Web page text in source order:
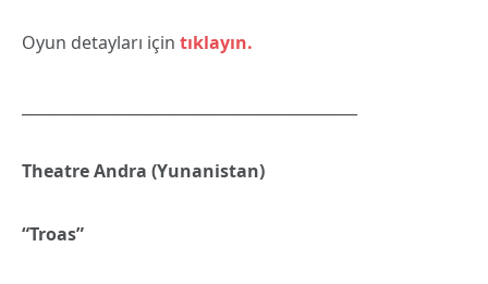
Oyun detayları için tıklayın.
Theatre Andra (Yunanistan)
“Troas”